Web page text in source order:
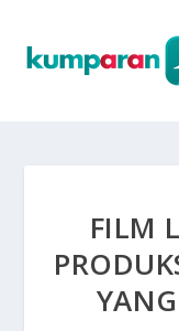
FILM